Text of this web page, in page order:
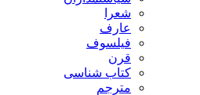
شعرا
عارف
فیلسوف
قرن
کتاب شناسی
مترجم